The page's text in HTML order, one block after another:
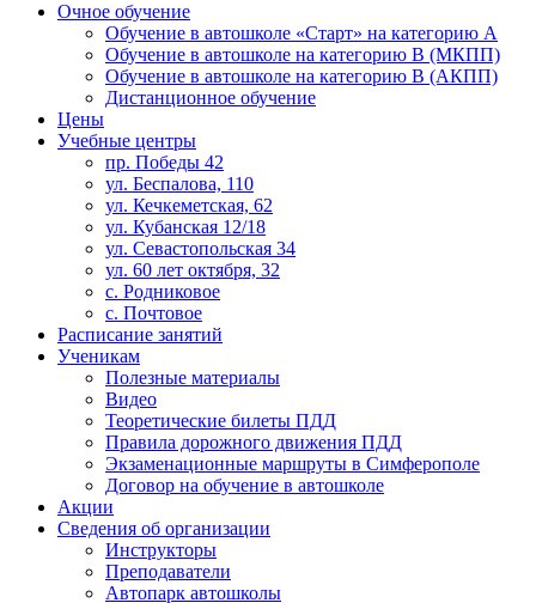
Очное обучение
Обучение в автошколе «Старт» на категорию А
Обучение в автошколе на категорию В (МКПП)
Обучение в автошколе на категорию В (АКПП)
Дистанционное обучение
Цены
Учебные центры
пр. Победы 42
ул. Беспалова, 110
ул. Кечкеметская, 62
ул. Кубанская 12/18
ул. Севастопольская 34
ул. 60 лет октября, 32
с. Родниковое
с. Почтовое
Расписание занятий
Ученикам
Полезные материалы
Видео
Теоретические билеты ПДД
Правила дорожного движения ПДД
Экзаменационные маршруты в Симферополе
Договор на обучение в автошколе
Акции
Сведения об организации
Инструкторы
Преподаватели
Автопарк автошколы